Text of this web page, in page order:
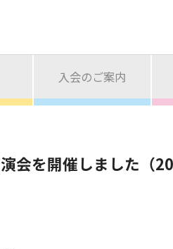
入会のご案内
会を開催しました（